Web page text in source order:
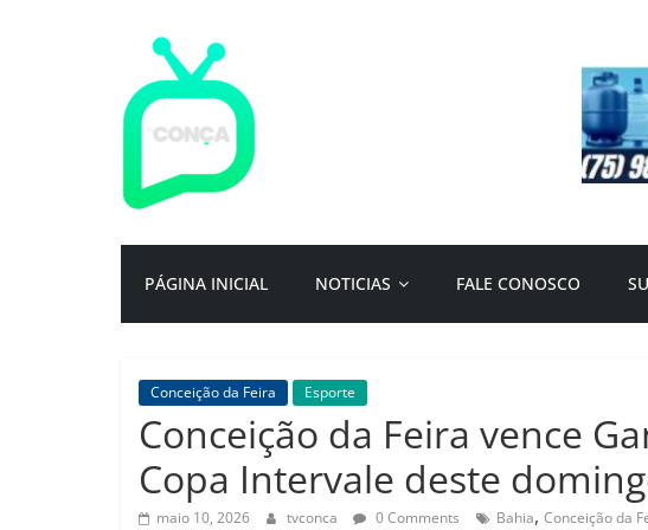
TV
Conça
portal
de
da
cidade
ternura
Por:
Isac
PÁGINA INICIAL NOTICIAS FALE CONOSCO
Conceição da Feira Esporte
Conceição da Feira vence
Copa Intervale deste
maio 10, 2026 tvconca 0 Comments Bahia, Conceição da